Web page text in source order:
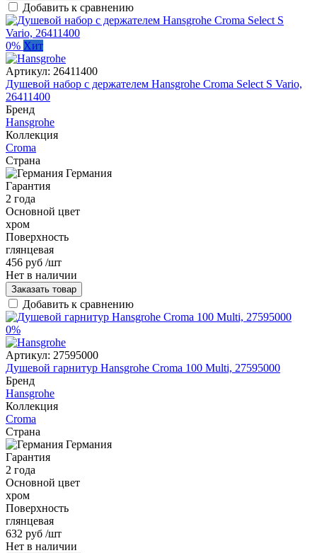
Добавить к сравнению
0% Хит
Артикул: 26411400
Душевой набор с держателем Hansgrohe Croma Select S Vario,
26411400
Бренд
Hansgrohe
Коллекция
Croma
Страна
Германия
Гарантия
2 года
Основной цвет
хром
Поверхность
глянцевая
456 руб /шт
Нет в наличии
Заказать товар
Добавить к сравнению
0%
Артикул: 27595000
Душевой гарнитур Hansgrohe Croma 100 Multi, 27595000
Бренд
Hansgrohe
Коллекция
Croma
Страна
Германия
Гарантия
2 года
Основной цвет
хром
Поверхность
глянцевая
632 руб /шт
Нет в наличии